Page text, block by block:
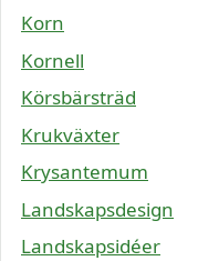
Korn
Kornell
Körsbärsträd
Krukväxter
Krysantemum
Landskapsdesign
Landskapsidéer